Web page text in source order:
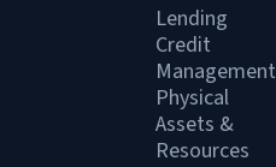
Lending
Credit
Management
Physical
Assets &
Resources